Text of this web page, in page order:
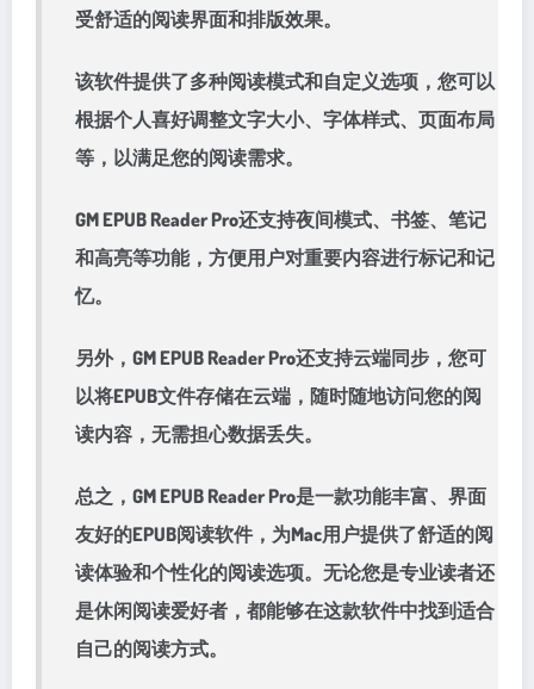
受舒适的阅读界面和排版效果。
该软件提供了多种阅读模式和自定义选项，您可以
根据个人喜好调整文字大小、字体样式、页面布局
等，以满足您的阅读需求。
GM EPUB Reader Pro还支持夜间模式、书签、笔记
和高亮等功能，方便用户对重要内容进行标记和记
忆。
另外，GM EPUB Reader Pro还支持云端同步，您可
以将EPUB文件存储在云端，随时随地访问您的阅
读内容，无需担心数据丢失。
总之，GM EPUB Reader Pro是一款功能丰富、界面
友好的EPUB阅读软件，为Mac用户提供了舒适的阅
读体验和个性化的阅读选项。无论您是专业读者还
是休闲阅读爱好者，都能够在这款软件中找到适合
自己的阅读方式。